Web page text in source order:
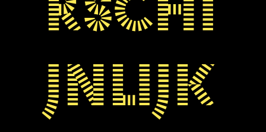
rschi
jnlijk